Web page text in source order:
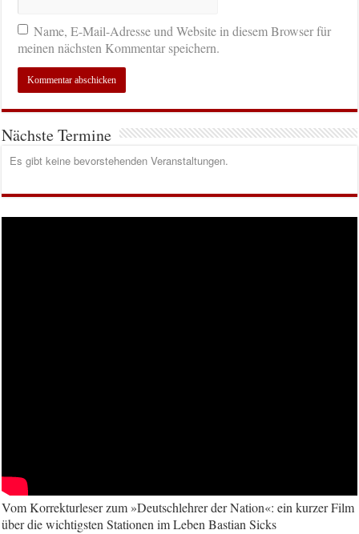
Name, E-Mail-Adresse und Website in diesem Browser für
meinen nächsten Kommentar speichern.
Nächste Termine
Es gibt keine bevorstehenden Veranstaltungen.
Vom Korrekturleser zum »Deutschlehrer der Nation«: ein kurzer Film
über die wichtigsten Stationen im Leben Bastian Sicks